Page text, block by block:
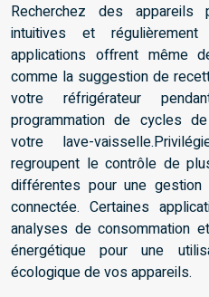
Recherchez des appareils
intuitives et
applications offrent même
comme la suggestion de
votre réfrigérateur
programmation de cycles
votre lave-
regroupent le contrôle de
différentes pour une
connectée. Certaines
analyses de consommation
énergétique pour une
écologique de vos appareils.